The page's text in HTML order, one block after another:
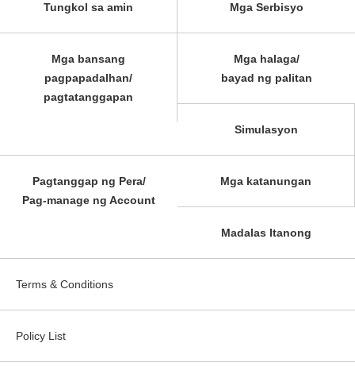
Tungkol sa amin Mga Serbisyo
Mga bansang
pagpapadalhan/
pagtatanggapan
Mga halaga/
bayad ng palitan
Simulasyon
Pagtanggap ng Pera/
Pag-manage ng Account
Mga katanungan
Madalas Itanong
Terms & Conditions
Policy List